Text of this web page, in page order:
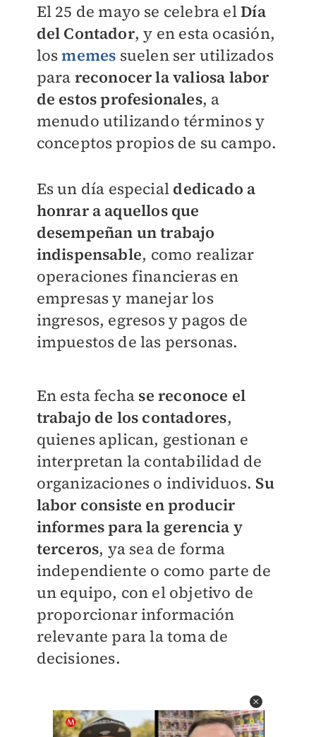
El 25 de mayo se celebra elDía
del Contador, y en esta ocasión,
losmemes suelen ser utilizados
para reconocer la valiosa labor
de estos profesionales, a
menudo utilizando términos y
conceptos propios de su campo.
Es un día especial dedicado a
honrar a aquellos que
desempeñan un trabajo
indispensable, como realizar
operaciones financieras en
empresas y manejar los
ingresos, egresos y pagos de
impuestos de las personas.
En esta fecha se reconoce el
trabajo de los contadores,
quienes aplican, gestionan e
interpretan la contabilidad de
organizaciones o individuos. Su
labor consiste en producir
informes para la gerencia y
terceros, ya sea de forma
independiente o como parte de
un equipo, con el objetivo de
proporcionar información
relevante para la toma de
decisiones.